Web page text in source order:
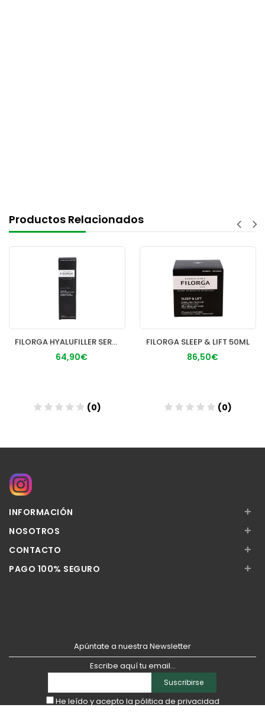
Productos Relacionados
FILORGA HYALUFILLER SERUM 30ML
64,90€
(0)
FILORGA SLEEP & LIFT 50ML
86,50€
(0)
INFORMACIÓN +
NOSOTROS +
CONTACTO +
PAGO 100% SEGURO +
Apúntate a nuestra Newsletter
Escribe aquí tu email...
Suscribirse
He leído y acepto la pólitica de privacidad